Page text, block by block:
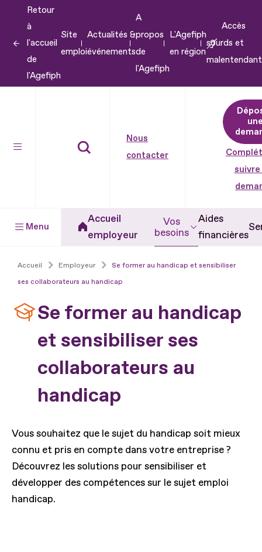
contenu
Retour
à
l'accueil
de
l'Agefiph
Site
emploi
Actualités &
événements
A
propos
de
l'Agefiph
L'Agefiph
en région
Accès
sourds et
Nous
contacter
suivre
Menu
Accueil
employeur
Vos
besoins
Aides
financières
Accueil Employeur
Se former au handicap et sensibiliser
ses collaborateurs au handicap
Se former au handicap
et sensibiliser ses
collaborateurs au
handicap
Vous souhaitez que le sujet du handicap soit mieux
connu et pris en compte dans votre entreprise ?
Découvrez les solutions pour sensibiliser et
développer des compétences sur le sujet emploi
handicap.